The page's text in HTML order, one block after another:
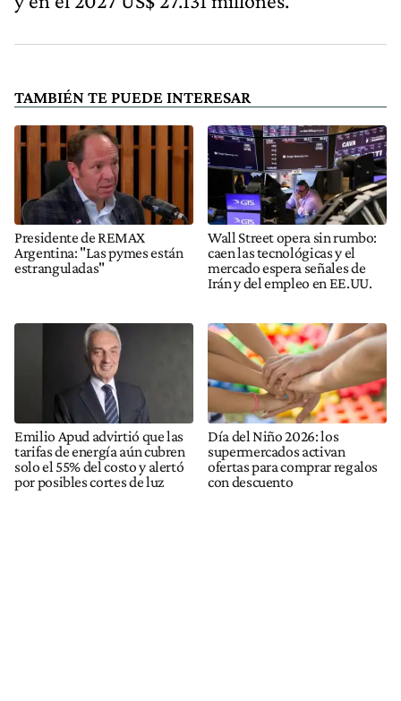
TAMBIÉN TE PUEDE INTERESAR
Presidente de REMAX
Argentina: "Las pymes están
estranguladas"
Wall Street opera sin rumbo:
caen las tecnológicas y el
mercado espera señales de
Irán y del empleo en EE.UU.
Emilio Apud advirtió que las
tarifas de energía aún cubren
solo el 55% del costo y alertó
por posibles cortes de luz
Día del Niño 2026: los
supermercados activan
ofertas para comprar regalos
con descuento